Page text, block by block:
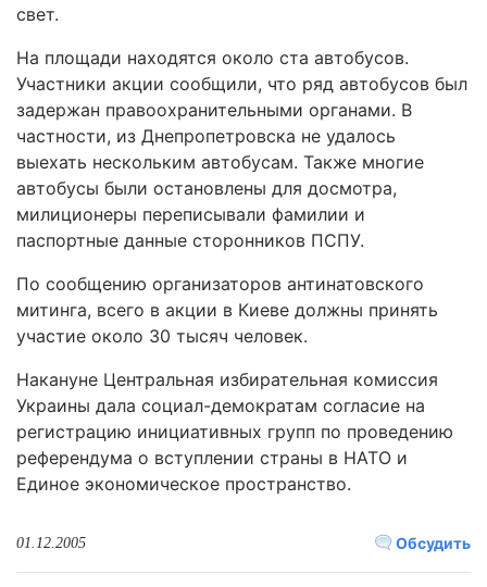
свет.
На площади находятся около ста автобусов.
Участники акции сообщили, что ряд автобусов был
задержан правоохранительными органами. В
частности, из Днепропетровска не удалось
выехать нескольким автобусам. Также многие
автобусы были остановлены для досмотра,
милиционеры переписывали фамилии и
паспортные данные сторонников ПСПУ.
По сообщению организаторов антинатовского
митинга, всего в акции в Киеве должны принять
участие около 30 тысяч человек.
Накануне Центральная избирательная комиссия
Украины дала социал-демократам согласие на
регистрацию инициативных групп по проведению
референдума о вступлении страны в НАТО и
Единое экономическое пространство.
Обсудить
01.12.2005